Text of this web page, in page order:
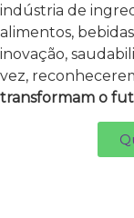
indústria de
alimentos,
inovação,
vez,
transformam o